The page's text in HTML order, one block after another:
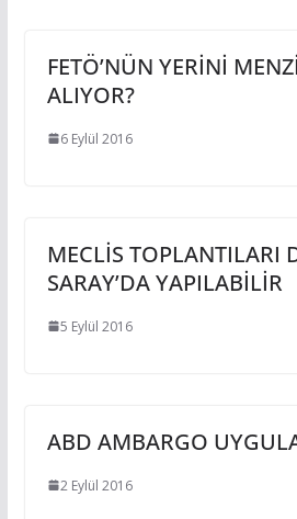
FETÖ’NÜN YERİNİ
ALIYOR?
6 Eylül 2016
MECLİS TOPLANTILARI
SARAY’DA YAPILABİLİR
5 Eylül 2016
ABD AMBARGO
2 Eylül 2016